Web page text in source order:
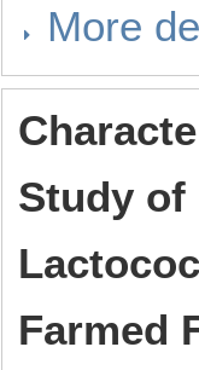
More
Study of
Farmed